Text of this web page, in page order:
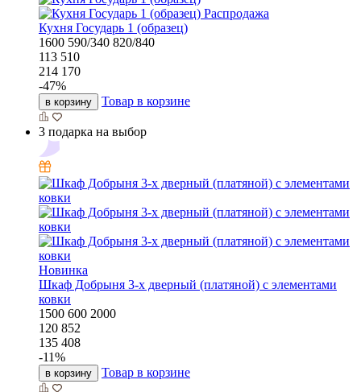
Распродажа
Кухня Государь 1 (образец)
1600 590/340 820/840
113 510
214 170
-47%
в корзину Товар в корзине
3 подарка на выбор
Новинка
Шкаф Добрыня 3-х дверный (платяной) с элементами
ковки
1500 600 2000
120 852
135 408
-11%
в корзину Товар в корзине